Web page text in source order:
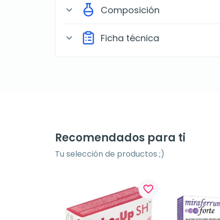
expand_more Composición
expand_more Ficha técnica
Recomendados para ti
Tu selección de productos ;)
favorite_border